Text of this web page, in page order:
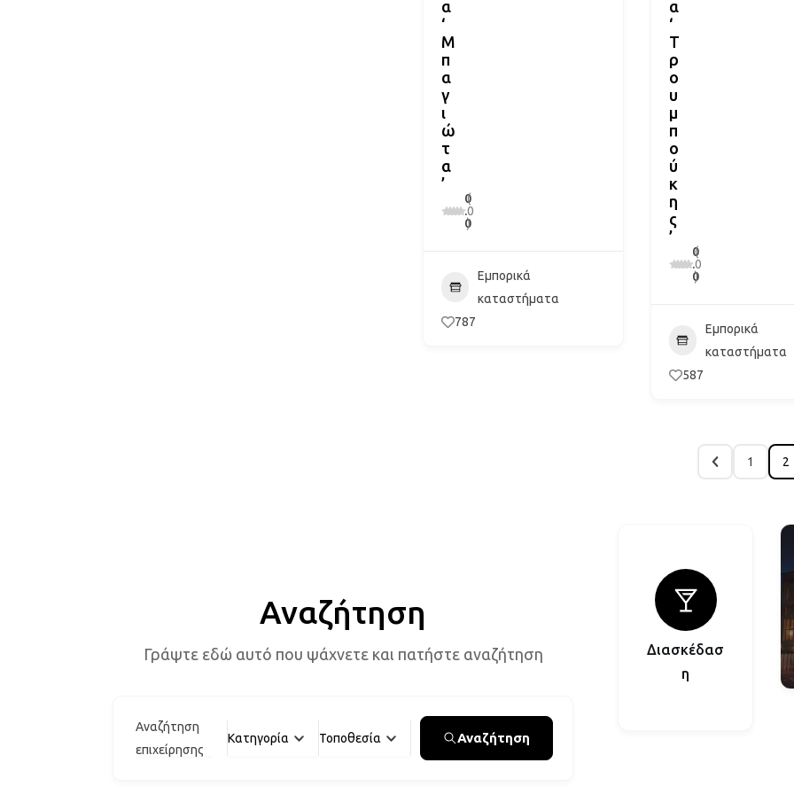
α
‘
Μ
π
α
γ
ι
ώ
τ
α
’
0
.
0
(
0
)
Εμπορικά
καταστήματα
787
α
‘
Τ
ρ
ο
υ
μ
π
ο
ύ
κ
η
ς
’
0
.
0
(
0
)
Εμπορικά
καταστήματα
587
1 2
Αναζήτηση
Γράψτε εδώ αυτό που ψάχνετε και πατήστε αναζήτηση
Αναζήτηση
επιχείρησης
Κατηγορία Τοποθεσία Αναζήτηση
Διασκέδασ
η